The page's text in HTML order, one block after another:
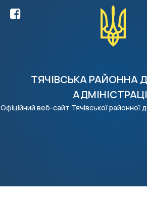
ТЯЧІВСЬКА РАЙОННА
Офіційний веб-сайт Тячівської районної